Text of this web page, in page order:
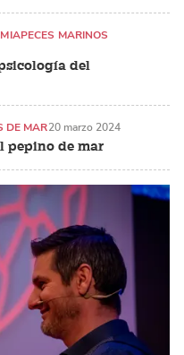
del
PECES MARINOS
pepino de mar
DE MAR20 marzo 2024